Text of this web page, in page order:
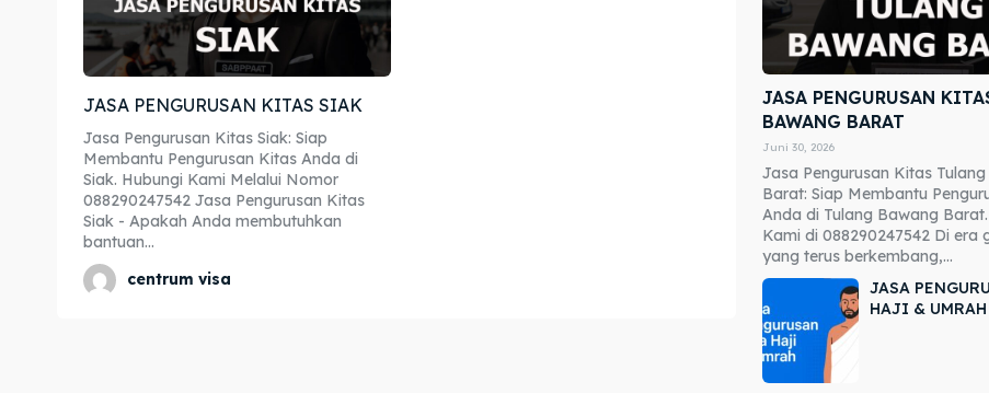
Explore our destinations
Explore our destinations
JASA PENGURUSAN KITAS SIAK
Jasa Pengurusan Kitas Siak: Siap
Membantu Pengurusan Kitas Anda di
Siak. Hubungi Kami Melalui Nomor
088290247542 Jasa Pengurusan Kitas
Siak - Apakah Anda membutuhkan
bantuan...
centrum visa
JASA PENGURUSAN
BAWANG BARAT
Juni 30, 2026
Jasa Pengurusan Kitas
Barat: Siap Membantu
Anda di Tulang Bawang
Kami di 088290247542 Di era
yang terus berkembang,...
JASA
HAJI & UMRAH